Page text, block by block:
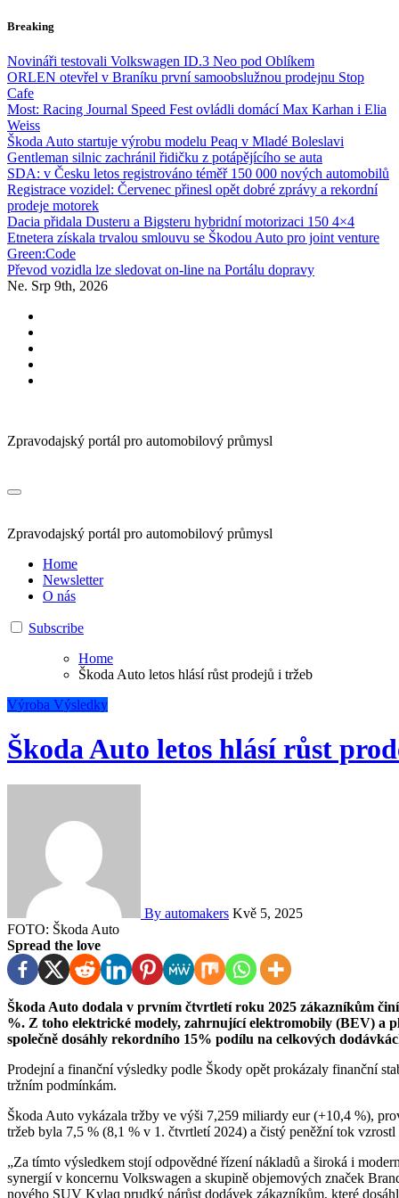
Skip
content
Breaking
Novináři testovali Volkswagen ID.3 Neo pod Oblíkem
ORLEN otevřel v Braníku první samoobslužnou prodejnu Stop
Cafe
Most: Racing Journal Speed Fest ovládli domácí Max Karhan i Elia
Weiss
Škoda Auto startuje výrobu modelu Peaq v Mladé Boleslavi
Gentleman silnic zachránil řidičku z potápějícího se auta
SDA: v Česku letos registrováno téměř 150 000 nových automobilů
Registrace vozidel: Červenec přinesl opět dobré zprávy a rekordní
prodeje motorek
Dacia přidala Dusteru a Bigsteru hybridní motorizaci 150 4×4
Etnetera získala trvalou smlouvu se Škodou Auto pro joint venture
Green:Code
Převod vozidla lze sledovat on-line na Portálu dopravy
Ne. Srp 9th, 2026
Zpravodajský portál pro automobilový průmysl
Zpravodajský portál pro automobilový průmysl
Home
Newsletter
O nás
Subscribe
Home
Škoda Auto letos hlásí růst prodejů i tržeb
Výroba Výsledky
Škoda Auto letos hlásí růst
By automakers Kvě 5, 2025
FOTO: Škoda Auto
Spread the love
Škoda Auto dodala v prvním čtvrtletí roku 2025 zákazníkům činí 238 600 vozů, což představuje meziroční nárůst o 8,2
%. Z toho elektrické modely, zahrnující elektromobily (BEV) a
společně dosáhly rekordního 15% podílu na celkových
Prodejní a finanční výsledky podle Škody opět prokázaly finanční
tržním podmínkám.
Škoda Auto vykázala tržby ve výši 7,259 miliardy eur (+10,4 %),
tržeb byla 7,5 % (8,1 % v 1. čtvrtletí 2024) a čistý peněžní tok
„Za tímto výsledkem stojí odpovědné řízení nákladů a široká i
synergií v koncernu Volkswagen a skupině objemových značek
nového SUV Kylaq prudký nárůst dodávek zákazníkům, které